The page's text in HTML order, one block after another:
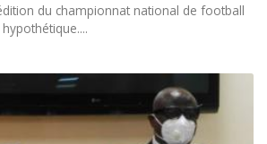
du championnat national de football